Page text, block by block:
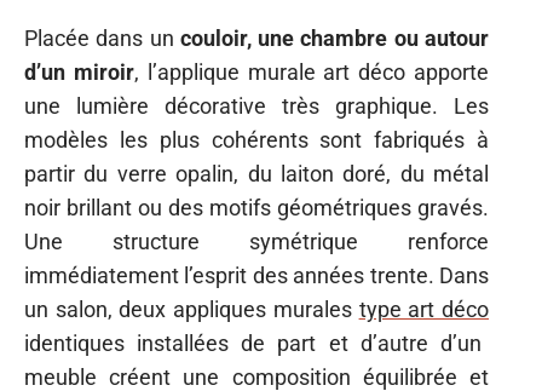
Placée dans un couloir, une chambre ou autour
d’un miroir, l’applique murale art déco apporte
une lumière décorative très graphique. Les
modèles les plus cohérents sont fabriqués à
partir du verre opalin, du laiton doré, du métal
noir brillant ou des motifs géométriques gravés.
Une structure symétrique renforce
immédiatement l’esprit des années trente. Dans
un salon, deux appliques murales type art déco
identiques installées de part et d’autre d’un
meuble créent une composition équilibrée et